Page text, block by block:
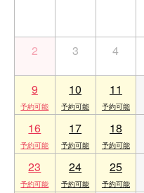
2 3 4
9 10 11
16 17 18
23 24 25